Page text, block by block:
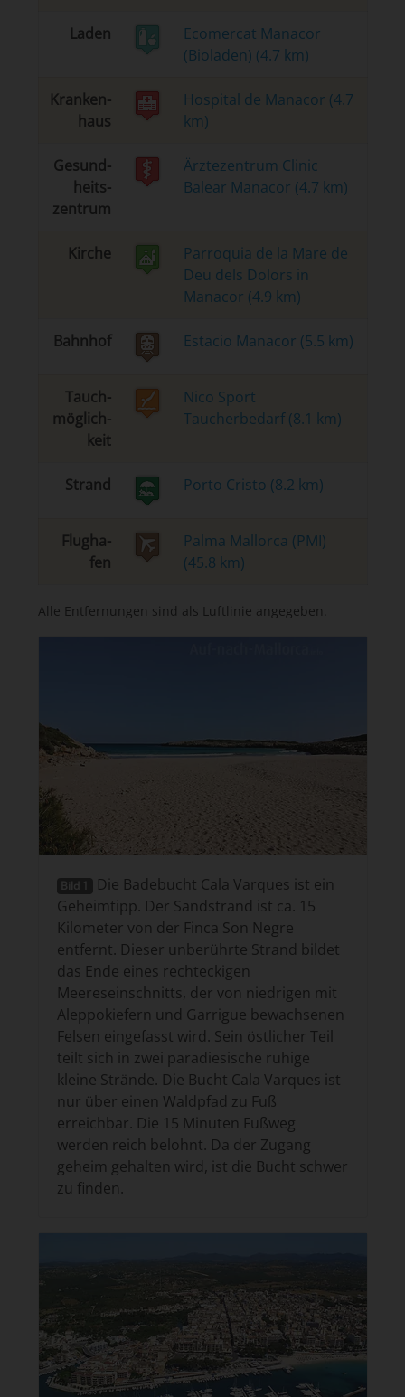
La­den
Ecomercat Manacor
(Bioladen) (4.7 km)
Kran­ken­
haus
Hospital de Manacor (4.7
km)
Ge­sund­
heits­
zen­trum
Ärztezentrum Clinic
Balear Manacor (4.7 km)
Kir­che
Parroquia de la Mare de
Deu dels Dolors in
Manacor (4.9 km)
Bahn­hof Estacio Manacor (5.5 km)
Tauch­
mög­lich­
keit
Nico Sport
Taucherbedarf (8.1 km)
Strand Porto Cristo (8.2 km)
Flug­ha­
fen
Palma Mallorca (PMI)
(45.8 km)
Alle Entfernungen sind als Luftlinie angegeben.
Bild 1
Die Badebucht Cala Varques ist ein
Geheimtipp. Der Sandstrand ist ca. 15
Kilometer von der Finca Son Negre
entfernt. Dieser unberührte Strand bildet
das Ende eines rechteckigen
Meereseinschnitts, der von niedrigen mit
Aleppokiefern und Garrigue bewachsenen
Felsen eingefasst wird. Sein östlicher Teil
teilt sich in zwei paradiesische ruhige
kleine Strände. Die Bucht Cala Varques ist
nur über einen Waldpfad zu Fuß
erreichbar. Die 15 Minuten Fußweg
werden reich belohnt. Da der Zugang
geheim gehalten wird, ist die Bucht schwer
zu finden.